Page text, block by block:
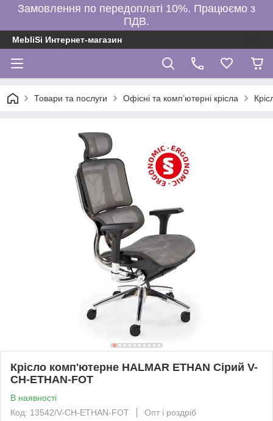
Замовлення по передоплаті 10%. Працюємо з
ПДВ.
MebliSi Интернет-магазин
Товари та послуги Офісні та комп’ютерні крісла
Крісло комп'ютерне HALMAR ETHAN Сірий V-
CH-ETHAN-FOT
В наявності
Код: 13542/V-CH-ETHAN-FOT
Опт і роздріб